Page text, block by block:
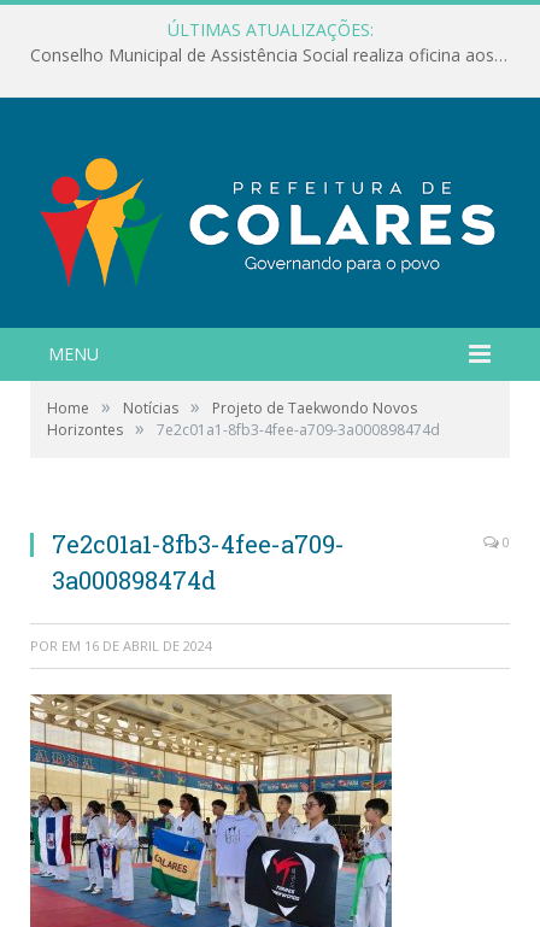
ÚLTIMAS ATUALIZAÇÕES:
Conselho Municipal de Assistência Social realiza oficina aos servidores
MENU
Home » Notícias »
Projeto de Taekwondo Novos
Horizontes » 7e2c01a1-8fb3-4fee-a709-3a000898474d
7e2c01a1-8fb3-4fee-a709-
3a000898474d
0
POR EM 16 DE ABRIL DE 2024